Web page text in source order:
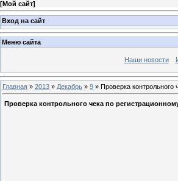
[Мой сайт]
Вход на сайт
Меню сайта
Наши новости
Главная » 2013 » Декабрь » 9 » Проверка
Проверка контрольного чека по